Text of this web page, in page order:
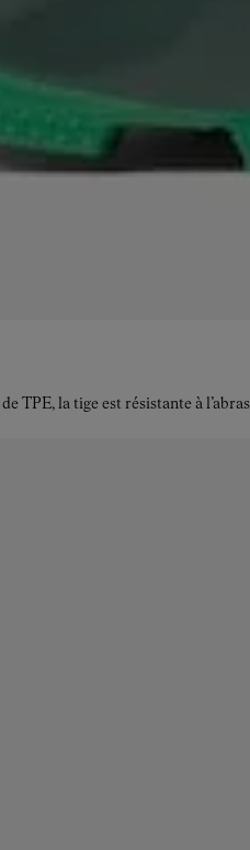
TPE, la tige est résistante à